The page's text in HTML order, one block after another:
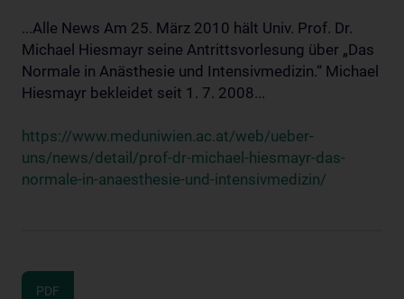
...Alle News Am 25. März 2010 hält Univ. Prof. Dr.
Michael Hiesmayr seine Antrittsvorlesung über „Das
Normale in Anästhesie und Intensivmedizin.“ Michael
Hiesmayr bekleidet seit 1. 7. 2008...
https://www.meduniwien.ac.at/web/ueber-
uns/news/detail/prof-dr-michael-hiesmayr-das-
normale-in-anaesthesie-und-intensivmedizin/
PDF